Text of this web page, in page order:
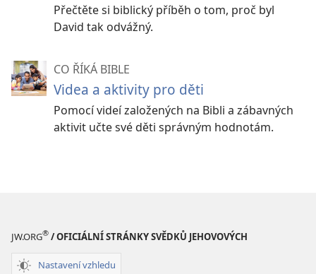
Přečtěte si biblický příběh o tom, proč byl
David tak odvážný.
CO ŘÍKÁ BIBLE
Videa a aktivity pro děti
Pomocí videí založených na Bibli a zábavných
aktivit učte své děti správným hodnotám.
JW.ORG® / OFICIÁLNÍ STRÁNKY SVĚDKŮ JEHOVOVÝCH
Nastavení vzhledu